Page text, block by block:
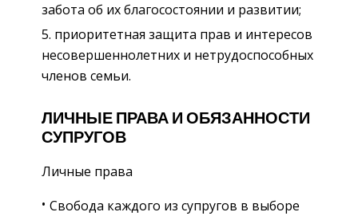
забота об их благосостоянии и развитии;
приоритетная защита прав и интересов
несовершеннолетних и нетрудоспособных
членов семьи.
ЛИЧНЫЕ ПРАВА И ОБЯЗАННОСТИ
СУПРУГОВ
Личные права
Свобода каждого из супругов в выборе